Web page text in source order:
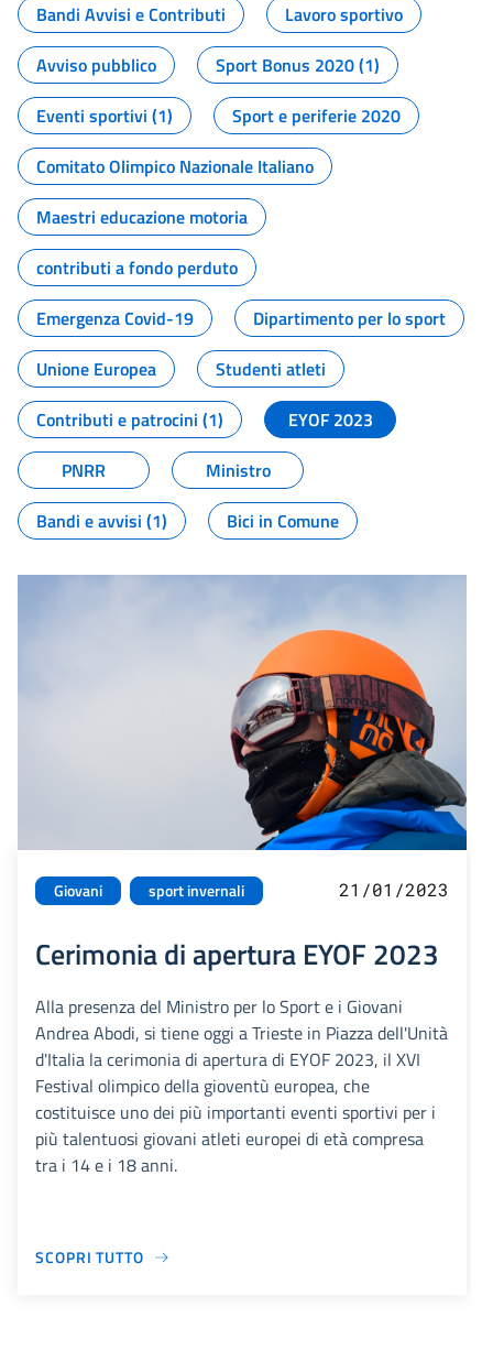
Bandi Avvisi e Contributi
Lavoro sportivo
Avviso pubblico
Sport Bonus 2020 (1)
Eventi sportivi (1)
Sport e periferie 2020
Comitato Olimpico Nazionale Italiano
Maestri educazione motoria
contributi a fondo perduto
Emergenza Covid-19
Dipartimento per lo sport
Unione Europea
Studenti atleti
Contributi e patrocini (1)
EYOF 2023
PNRR
Ministro
Bandi e avvisi (1)
Bici in Comune
Giovani sport invernali 21/01/2023
Cerimonia di apertura EYOF 2023
Alla presenza del Ministro per lo Sport e i Giovani
Andrea Abodi, si tiene oggi a Trieste in Piazza dell'Unità
d'Italia la cerimonia di apertura di EYOF 2023, il XVI
Festival olimpico della gioventù europea, che
costituisce uno dei più importanti eventi sportivi per i
più talentuosi giovani atleti europei di età compresa
tra i 14 e i 18 anni.
SCOPRI TUTTO